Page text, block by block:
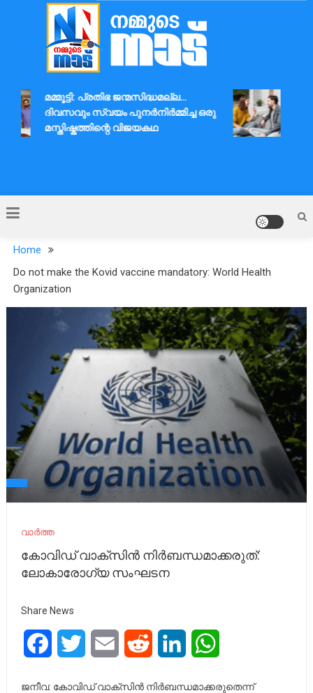
Nammude Naadu
മമ്മൂട്ടി: പ്രതിഭ ജന്മസിദ്ധമല്ല…
ദിവസവും സ്വയം പുനർനിർമ്മിച്ച ഒരു
മസ്തിഷ്കത്തിന്റെ വിജയകഥ
Home
Do not make the Kovid vaccine mandatory: World Health
Organization
വാർത്ത
കോവിഡ് വാക്സിൻ നിർബന്ധമാക്കരുത്:
ലോകാരോഗ്യ സംഘടന
Share News
FacebookTwitter Email Reddit LinkedIn
ജനീവ: കോവിഡ് വാക്സിൻ നിർബന്ധമാക്കരുതെന്ന്